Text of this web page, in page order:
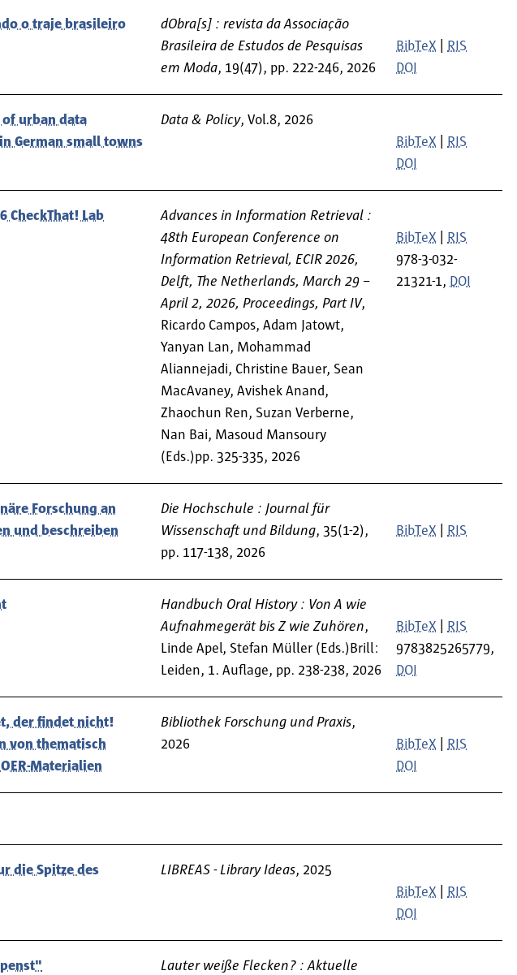
o traje brasileiro
dObra[s] : revista da Associação
Brasileira de Estudos de Pesquisas
em Moda, 19(47), pp. 222-246, 2026
BibTeX
RIS
DOI
of urban data
German small towns
Data & Policy, Vol.8, 2026
BibTeX
RIS
DOI
CheckThat! Lab
Advances in Information Retrieval :
48th European Conference on
Information Retrieval, ECIR 2026,
Delft, The Netherlands, March 29 –
April 2, 2026, Proceedings, Part IV,
Ricardo Campos, Adam Jatowt,
Yanyan Lan, Mohammad
Aliannejadi, Christine Bauer, Sean
MacAvaney, Avishek Anand,
Zhaochun Ren, Suzan Verberne,
Nan Bai, Masoud Mansoury
(Eds.)pp. 325-335, 2026
BibTeX
RIS
978-3-032-
21321-1, DOI
Forschung an
und beschreiben
Die Hochschule : Journal für
Wissenschaft und Bildung, 35(1-2),
pp. 117-138, 2026
BibTeX RIS
Handbuch Oral History : Von A wie
Aufnahmegerät bis Z wie Zuhören,
Linde Apel, Stefan Müller (Eds.)Brill:
Leiden, 1. Auflage, pp. 238-238, 2026
BibTeX
RIS
9783825265779,
DOI
der findet nicht!
von thematisch
Materialien
Bibliothek Forschung und Praxis,
2026
BibTeX
RIS
DOI
die Spitze des
LIBREAS - Library Ideas, 2025
BibTeX
RIS
DOI
Lauter weiße Flecken? : Aktuelle